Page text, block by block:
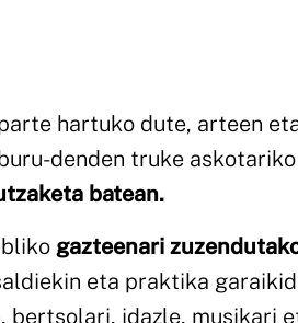
hartuko dute, arteen
denden truke askotariko
batean.
gazteenari
eta praktika
bertsolari, idazle, musikari